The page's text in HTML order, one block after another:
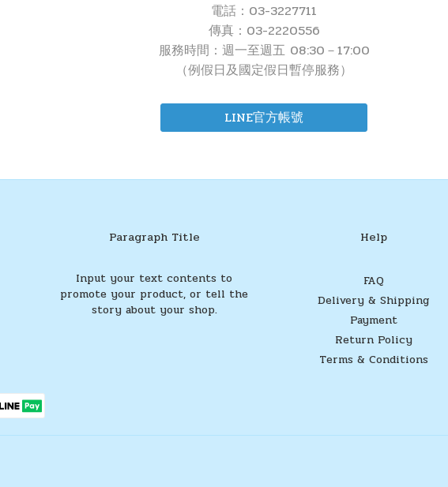
電話：03-3227711
傳真：03-2220556
服務時間：週一至週五 08:30－17:00
（例假日及國定假日暫停服務）
LINE官方帳號
Paragraph Title
Input your text contents to
promote your product, or tell the
story about your shop.
Help
FAQ
Delivery & Shipping
Payment
Return Policy
Terms & Conditions